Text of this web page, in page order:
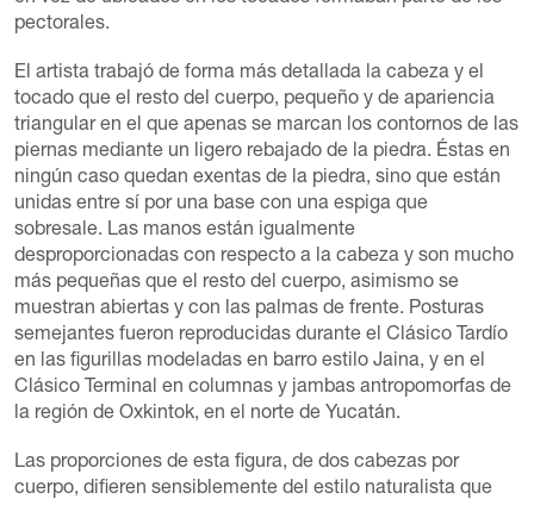
pectorales.
El artista trabajó de forma más detallada la cabeza y el
tocado que el resto del cuerpo, pequeño y de apariencia
triangular en el que apenas se marcan los contornos de las
piernas mediante un ligero rebajado de la piedra. Éstas en
ningún caso quedan exentas de la piedra, sino que están
unidas entre sí por una base con una espiga que
sobresale. Las manos están igualmente
desproporcionadas con respecto a la cabeza y son mucho
más pequeñas que el resto del cuerpo, asimismo se
muestran abiertas y con las palmas de frente. Posturas
semejantes fueron reproducidas durante el Clásico Tardío
en las figurillas modeladas en barro estilo Jaina, y en el
Clásico Terminal en columnas y jambas antropomorfas de
la región de Oxkintok, en el norte de Yucatán.
Las proporciones de esta figura, de dos cabezas por
cuerpo, difieren sensiblemente del estilo naturalista que